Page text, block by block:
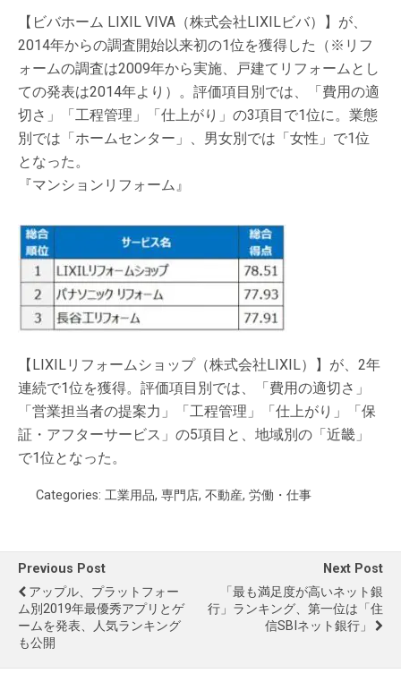
【ビバホーム LIXIL VIVA（株式会社LIXILビバ）】が、
2014年からの調査開始以来初の1位を獲得した（※リフ
ォームの調査は2009年から実施、戸建てリフォームとし
ての発表は2014年より）。評価項目別では、「費用の適
切さ」「工程管理」「仕上がり」の3項目で1位に。業態
別では「ホームセンター」、男女別では「女性」で1位
となった。
『マンションリフォーム』
【LIXILリフォームショップ（株式会社LIXIL）】が、2年
連続で1位を獲得。評価項目別では、「費用の適切さ」
「営業担当者の提案力」「工程管理」「仕上がり」「保
証・アフターサービス」の5項目と、地域別の「近畿」
で1位となった。
Categories: 工業用品, 専門店, 不動産, 労働・仕事
Previous Post
アップル、プラットフォー
ム別2019年最優秀アプリとゲ
ームを発表、人気ランキング
も公開
Next Post
「最も満足度が高いネット銀
行」ランキング、第一位は「住
信SBIネット銀行」